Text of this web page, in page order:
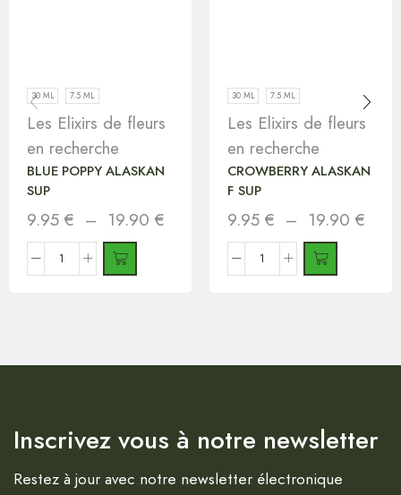
30 ML 7.5 ML
Les Elixirs de fleurs
en recherche
BLUE POPPY ALASKAN
SUP
9.95 € – 19.90 €
30 ML 7.5 ML
Les Elixirs de fleurs
en recherche
CROWBERRY ALASKAN
F SUP
9.95 € – 19.90 €
Inscrivez vous à notre newsletter
Restez à jour avec notre newsletter électronique